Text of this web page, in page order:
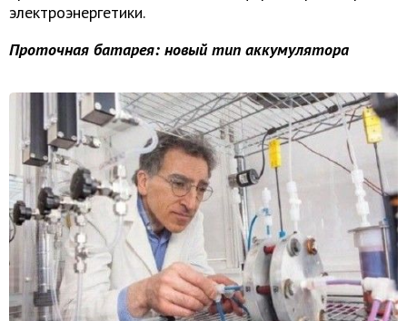
электроэнергетики.
Проточная батарея: новый тип аккумулятора